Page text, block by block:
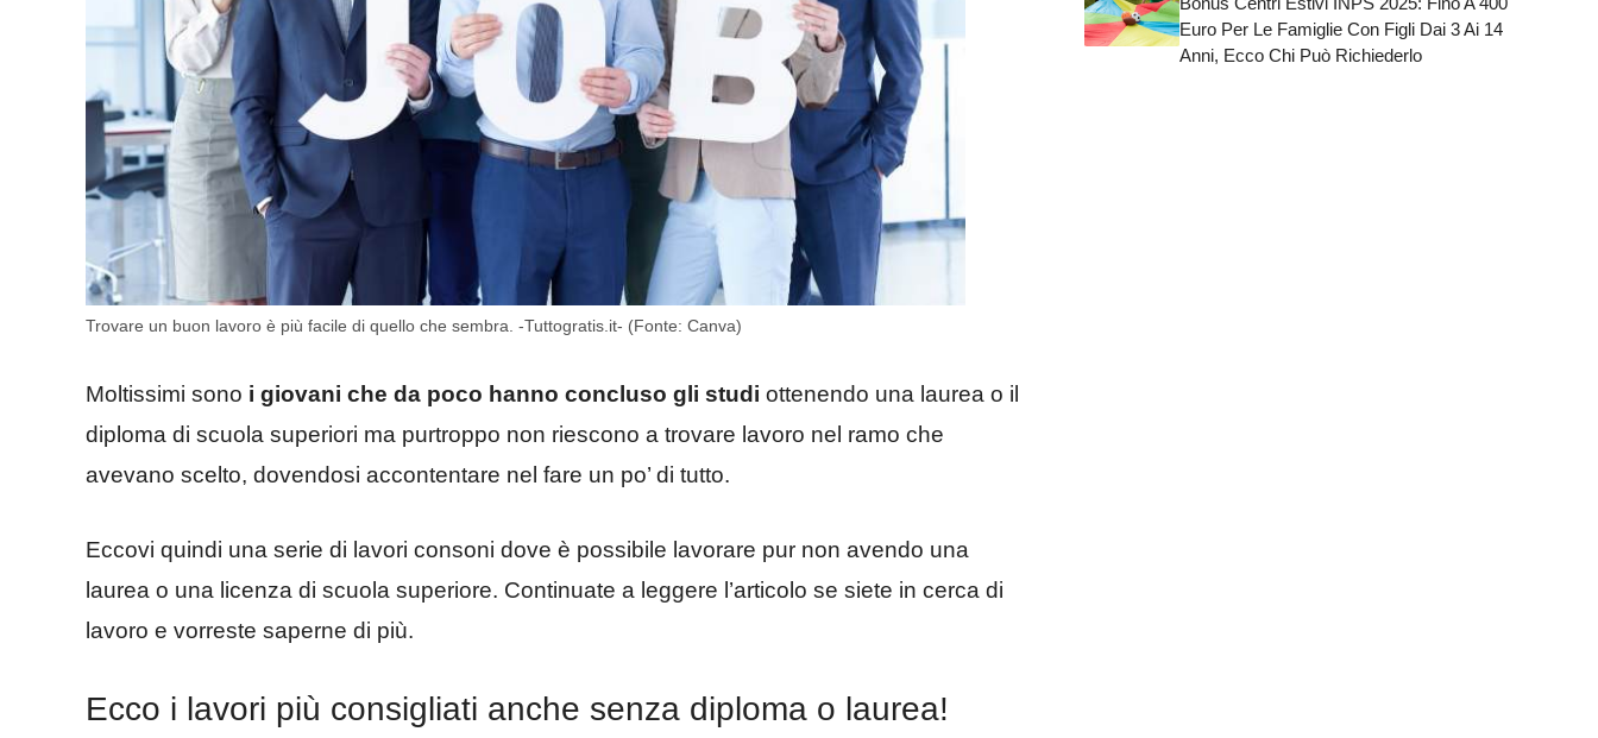
Trovare un buon lavoro è più facile di quello che sembra. -Tuttogratis.it- (Fonte: Canva)
Moltissimi sono i giovani che da poco hanno concluso gli studi ottenendo una laurea o il
diploma di scuola superiori ma purtroppo non riescono a trovare lavoro nel ramo che
avevano scelto, dovendosi accontentare nel fare un po’ di tutto.
Eccovi quindi una serie di lavori consoni dove è possibile lavorare pur non avendo una
laurea o una licenza di scuola superiore. Continuate a leggere l’articolo se siete in cerca di
lavoro e vorreste saperne di più.
Ecco i lavori più consigliati anche senza diploma o laurea!
Euro Per Le Famiglie Con Figli Dai 3 Ai 14
Anni, Ecco Chi Può Richiederlo